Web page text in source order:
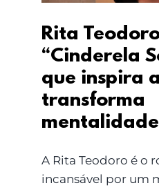
Rita
“Cinderela
que inspira
transforma
A Rita Teodoro é o
incansável por um